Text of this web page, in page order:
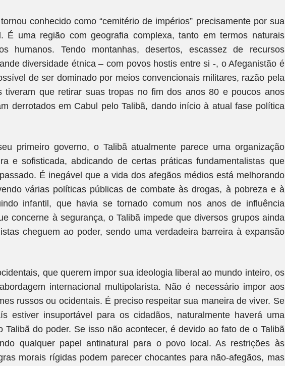
conhecido como “cemitério de impérios” precisamente por sua
É uma região com geografia complexa, tanto em termos naturais
humanos. Tendo montanhas, desertos, escassez de recursos
diversidade étnica – com povos hostis entre si -, o Afeganistão é
de ser dominado por meios convencionais militares, razão pela
tiveram que retirar suas tropas no fim dos anos 80 e poucos anos
derrotados em Cabul pelo Talibã, dando início à atual fase política
primeiro governo, o Talibã atualmente parece uma organização
e sofisticada, abdicando de certas práticas fundamentalistas que
É inegável que a vida dos afegãos médios está melhorando
várias políticas públicas de combate às drogas, à pobreza e à
infantil, que havia se tornado comum nos anos de influência
concerne à segurança, o Talibã impede que diversos grupos ainda
cheguem ao poder, sendo uma verdadeira barreira à expansão
que querem impor sua ideologia liberal ao mundo inteiro, os
internacional multipolarista. Não é necessário impor aos
russos ou ocidentais. É preciso respeitar sua maneira de viver. Se
estiver insuportável para os cidadãos, naturalmente haverá uma
Talibã do poder. Se isso não acontecer, é devido ao fato de o Talibã
qualquer papel antinatural para o povo local. As restrições às
morais rígidas podem parecer chocantes para não-afegãos, mas